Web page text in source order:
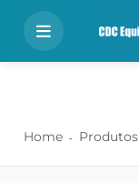
Home Produtos